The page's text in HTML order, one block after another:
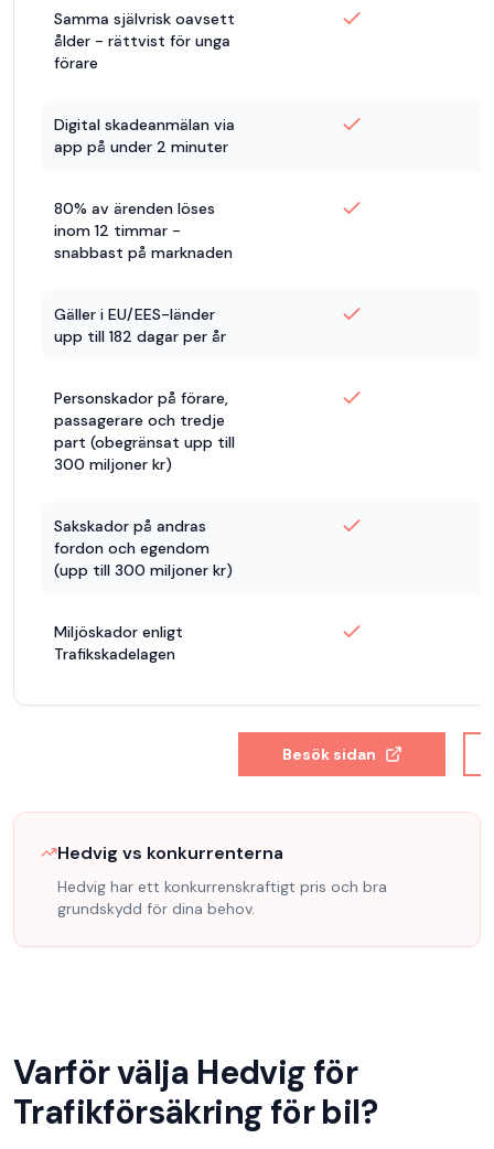
Samma självrisk oavsett
ålder - rättvist för unga
förare
Digital skadeanmälan via
app på under 2 minuter
80% av ärenden löses
inom 12 timmar -
snabbast på marknaden
Gäller i EU/EES-länder
upp till 182 dagar per år
Personskador på förare,
passagerare och tredje
part (obegränsat upp till
300 miljoner kr)
Sakskador på andras
fordon och egendom
(upp till 300 miljoner kr)
Miljöskador enligt
Trafikskadelagen
Besök sidan
Hedvig vs konkurrenterna
Hedvig har ett konkurrenskraftigt pris och bra
grundskydd för dina behov.
Varför välja Hedvig för
Trafikförsäkring för bil?